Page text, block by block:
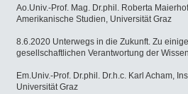
Ao.Univ.-Prof. Mag. Dr.phil. Roberta
Amerikanische Studien, Universität Graz
8.6.2020 Unterwegs in die Zukunft. Zu
gesellschaftlichen Verantwortung der
Em.Univ.-Prof. Dr.phil. Dr.h.c. Karl Acham,
Universität Graz